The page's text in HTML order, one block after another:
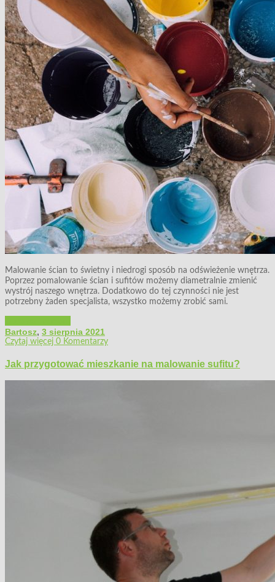
Malowanie ścian to świetny i niedrogi sposób na odświeżenie wnętrza.
Poprzez pomalowanie ścian i sufitów możemy diametralnie zmienić
wystrój naszego wnętrza. Dodatkowo do tej czynności nie jest
potrzebny żaden specjalista, wszystko możemy zrobić sami.
Bartosz, 3 sierpnia 2021
Czytaj więcej 0 Komentarzy
Jak przygotować mieszkanie na malowanie sufitu?